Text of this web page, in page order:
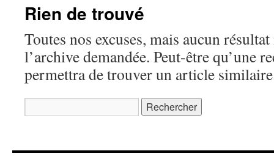
Rien de trouvé
Toutes nos excuses, mais aucun
l’archive demandée. Peut-être qu’une
permettra de trouver un article